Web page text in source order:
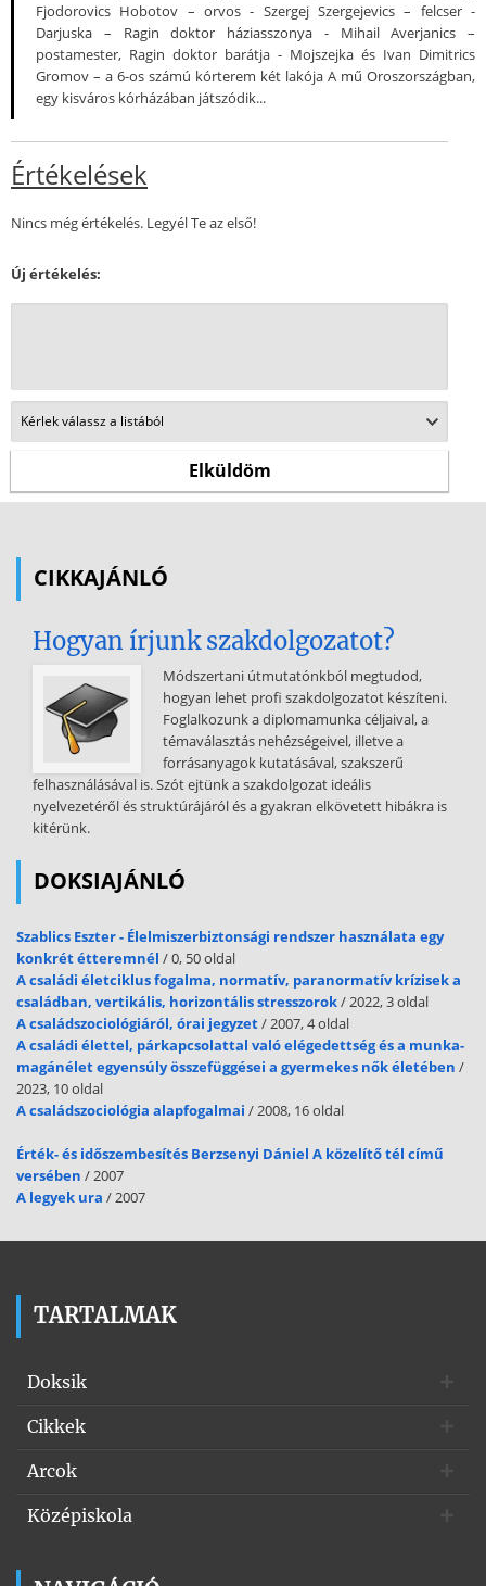
Fjodorovics Hobotov – orvos - Szergej Szergejevics – felcser -
Darjuska – Ragin doktor háziasszonya - Mihail Averjanics –
postamester, Ragin doktor barátja - Mojszejka és Ivan Dimitrics
Gromov – a 6-os számú kórterem két lakója A mű Oroszországban,
egy kisváros kórházában játszódik...
Értékelések
Nincs még értékelés. Legyél Te az első!
Új értékelés:
CIKKAJÁNLÓ
Hogyan írjunk szakdolgozatot?
Módszertani útmutatónkból megtudod,
hogyan lehet profi szakdolgozatot készíteni.
Foglalkozunk a diplomamunka céljaival, a
témaválasztás nehézségeivel, illetve a
forrásanyagok kutatásával, szakszerű
felhasználásával is. Szót ejtünk a szakdolgozat ideális
nyelvezetéről és struktúrájáról és a gyakran elkövetett hibákra is
kitérünk.
DOKSIAJÁNLÓ
Szablics Eszter - Élelmiszerbiztonsági rendszer használata egy
konkrét étteremnél / 0, 50 oldal
A családi életciklus fogalma, normatív, paranormatív krízisek a
családban, vertikális, horizontális stresszorok/ 2022, 3 oldal
A családszociológiáról, órai jegyzet/ 2007, 4 oldal
A családi élettel, párkapcsolattal való elégedettség és a munka-
magánélet egyensúly összefüggései a gyermekes nők életében /
2023, 10 oldal
A családszociológia alapfogalmai / 2008, 16 oldal
Érték- és időszembesítés Berzsenyi Dániel A közelítő tél című
versében / 2007
A legyek ura / 2007
TARTALMAK
Doksik
Cikkek
Arcok
Középiskola